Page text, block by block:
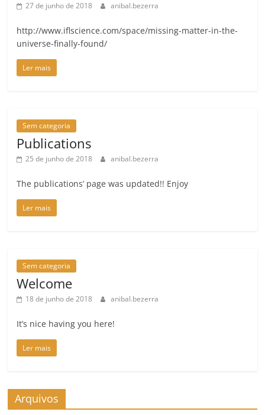
27 de junho de 2018 anibal.bezerra
http://www.iflscience.com/space/missing-matter-in-the-
universe-finally-found/
Ler mais
Sem categoria
Publications
25 de junho de 2018 anibal.bezerra
The publications’ page was updated!! Enjoy
Ler mais
Sem categoria
Welcome
18 de junho de 2018 anibal.bezerra
It’s nice having you here!
Ler mais
Arquivos